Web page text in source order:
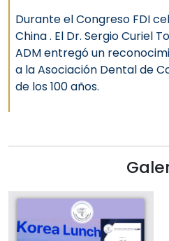
Durante el Congreso FDI
China . El Dr. Sergio Curiel
ADM entregó un
a la Asociación Dental de
de los 100 años. ‎